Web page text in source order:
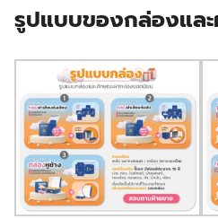
รูปแบบของกล่องแล